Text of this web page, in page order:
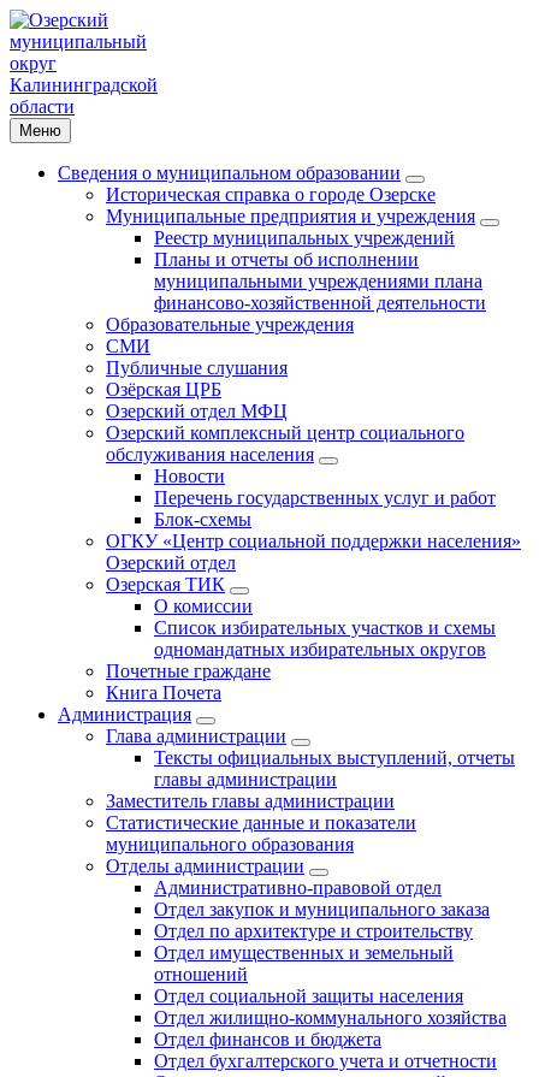
Меню
Сведения о муниципальном образовании
Историческая справка о городе Озерске
Муниципальные предприятия и учреждения
Реестр муниципальных учреждений
Планы и отчеты об исполнении
муниципальными учреждениями плана
финансово-хозяйственной деятельности
Образовательные учреждения
СМИ
Публичные слушания
Озёрская ЦРБ
Озерский отдел МФЦ
Озерский комплексный центр социального
обслуживания населения
Новости
Перечень государственных услуг и работ
Блок-схемы
ОГКУ «Центр социальной поддержки населения»
Озерский отдел
Озерская ТИК
О комиссии
Список избирательных участков и схемы
одномандатных избирательных округов
Почетные граждане
Книга Почета
Администрация
Глава администрации
Тексты официальных выступлений, отчеты
главы администрации
Заместитель главы администрации
Статистические данные и показатели
муниципального образования
Отделы администрации
Административно-правовой отдел
Отдел закупок и муниципального заказа
Отдел по архитектуре и строительству
Отдел имущественных и земельный
отношений
Отдел социальной защиты населения
Отдел жилищно-коммунального хозяйства
Отдел финансов и бюджета
Отдел бухгалтерского учета и отчетности